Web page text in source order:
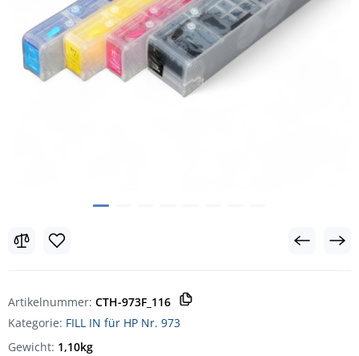
Artikelnummer: CTH-973F_116
Kategorie: FILL IN für HP Nr. 973
Gewicht: 1,10kg